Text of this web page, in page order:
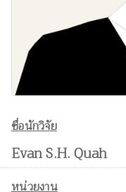
ชื่อนักวิจัย
Evan S.H. Quah
หน่วยงาน